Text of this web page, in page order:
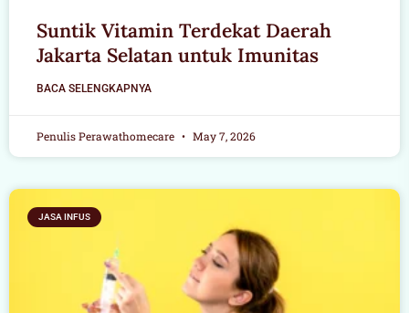
Suntik Vitamin Terdekat Daerah
Jakarta Selatan untuk Imunitas
BACA SELENGKAPNYA
Penulis Perawathomecare May 7, 2026
JASA INFUS